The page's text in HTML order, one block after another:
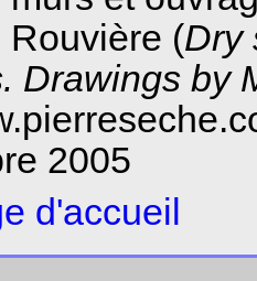
Rouvière (Dry
Drawings by
2005
d'accueil